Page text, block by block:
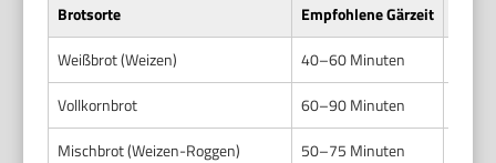
Brotsorte Empfohlene Gärzeit
Weißbrot (Weizen)
40–60 Minuten
Vollkornbrot
60–90 Minuten
Mischbrot (Weizen-Roggen)
50–75 Minuten